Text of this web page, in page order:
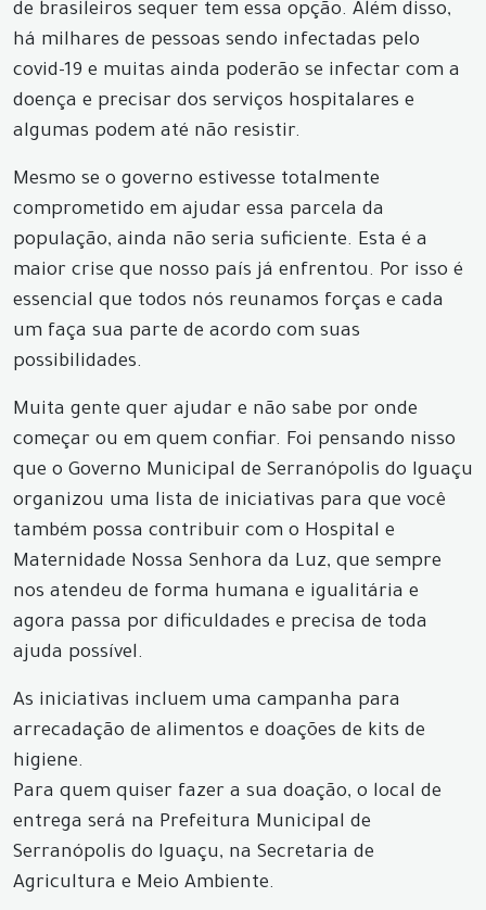
de brasileiros sequer tem essa opção. Além disso,
há milhares de pessoas sendo infectadas pelo
covid-19 e muitas ainda poderão se infectar com a
doença e precisar dos serviços hospitalares e
algumas podem até não resistir.
Mesmo se o governo estivesse totalmente
comprometido em ajudar essa parcela da
população, ainda não seria suficiente. Esta é a
maior crise que nosso país já enfrentou. Por isso é
essencial que todos nós reunamos forças e cada
um faça sua parte de acordo com suas
possibilidades.
Muita gente quer ajudar e não sabe por onde
começar ou em quem confiar. Foi pensando nisso
que o Governo Municipal de Serranópolis do Iguaçu
organizou uma lista de iniciativas para que você
também possa contribuir com o Hospital e
Maternidade Nossa Senhora da Luz, que sempre
nos atendeu de forma humana e igualitária e
agora passa por dificuldades e precisa de toda
ajuda possível.
As iniciativas incluem uma campanha para
arrecadação de alimentos e doações de kits de
higiene.
Para quem quiser fazer a sua doação, o local de
entrega será na Prefeitura Municipal de
Serranópolis do Iguaçu, na Secretaria de
Agricultura e Meio Ambiente.